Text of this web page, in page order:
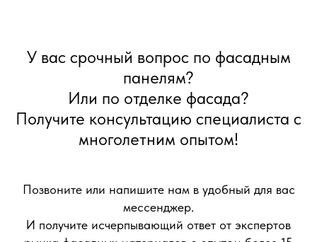
У вас срочный вопрос по фасадным
панелям?
Или по отделке фасада?
Получите консультацию специалиста с
многолетним опытом!
Позвоните или напишите нам в удобный для вас
мессенджер.
И получите исчерпывающий ответ от экспертов